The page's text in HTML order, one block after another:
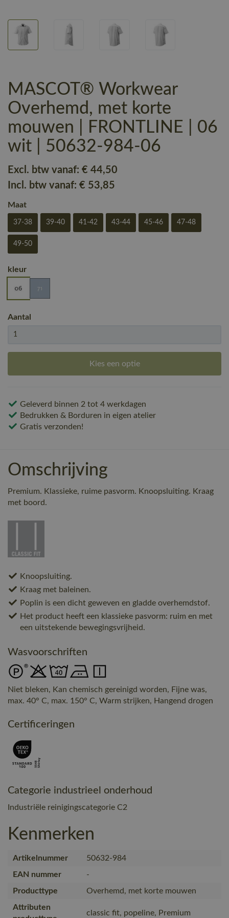
MASCOT® Workwear
Overhemd, met korte
mouwen | FRONTLINE | 06
wit | 50632-984-06
Excl. btw vanaf: € 44,50
Incl. btw vanaf: € 53,85
Maat
37-38 39-40 41-42 43-44 45-46 47-48
49-50
kleur
Aantal
Kies een optie
Geleverd binnen 2 tot 4 werkdagen
Bedrukken & Borduren in eigen atelier
Gratis verzonden!
Omschrijving
Premium. Klassieke, ruime pasvorm. Knoopsluiting. Kraag
met boord.
Knoopsluiting.
Kraag met baleinen.
Poplin is een dicht geweven en gladde overhemdstof.
Het product heeft een klassieke pasvorm: ruim en met
een uitstekende bewegingsvrijheid.
Wasvoorschriften
Niet bleken, Kan chemisch gereinigd worden, Fijne was,
max. 40° C, max. 150° C, Warm strijken, Hangend drogen
Certificeringen
Categorie industrieel onderhoud
Industriële reinigingscategorie C2
Kenmerken
Artikelnummer
50632-984
EAN nummer
-
Producttype
Overhemd, met korte mouwen
Attributen
classic fit, popeline, Premium